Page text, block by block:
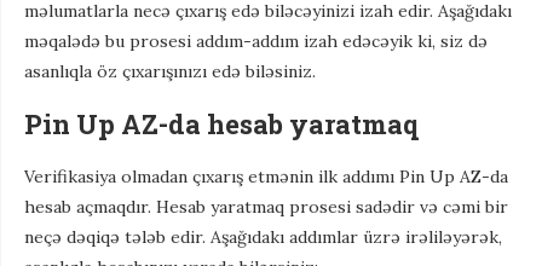
məlumatlarla necə çıxarış edə biləcəyinizi izah edir. Aşağıdakı
məqalədə bu prosesi addım-addım izah edəcəyik ki, siz də
asanlıqla öz çıxarışınızı edə biləsiniz.
Pin Up AZ-da hesab yaratmaq
Verifikasiya olmadan çıxarış etmənin ilk addımı Pin Up AZ-da
hesab açmaqdır. Hesab yaratmaq prosesi sadədir və cəmi bir
neçə dəqiqə tələb edir. Aşağıdakı addımlar üzrə irəliləyərək,